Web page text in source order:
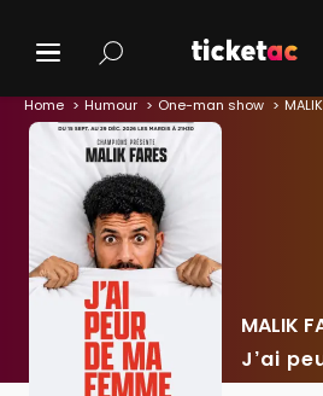
Home Humour One-man show
MALIK
J’ai